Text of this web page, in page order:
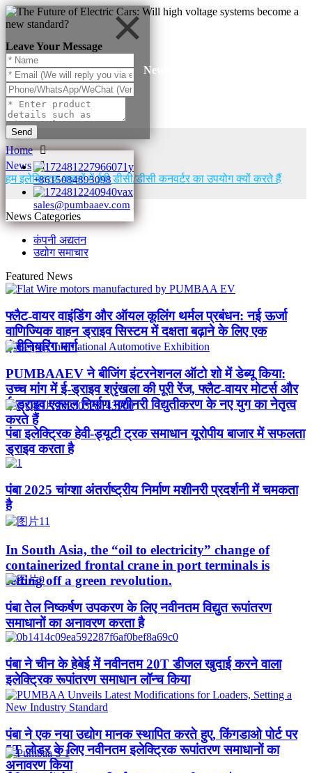
Leave Your Message
Send
+8615084893098
sales@pumbaaev.com
News
Home
News
हम इलेक्ट्रिक वाहनों में ईवी डीसी/डीसी कनवर्टर का उपयोग क्यों करते हैं
News Categories
कंपनी अद्यतन
उद्योग समाचार
Featured News
फ्लैट-वायर वाइंडिंग और ऑयल कूलिंग थर्मल प्रबंधन: नई ऊर्जा
वाणिज्यिक वाहन ड्राइव सिस्टम में दक्षता बढ़ाने के लिए एक
इंजीनियरिंग मार्ग
PUMBAAEV ने बीजिंग इंटरनेशनल ऑटो शो में डेब्यू किया:
उच्च मांग में ई-ड्राइव श्रृंखला की पूरी रेंज, फ्लैट-वायर मोटर्स और
ई-ड्राइव एक्सल निर्माण मशीनरी विद्युतीकरण के नए युग का नेतृत्व
करते हैं
पंबा इलेक्ट्रिक हेवी-ड्यूटी ट्रक समाधान यूरोपीय बाजार में सफलता
ड्राइव करता है
पंबा 2025 चांग्शा अंतर्राष्ट्रीय निर्माण मशीनरी प्रदर्शनी में चमकता
है
In South Asia, the “oil to electricity” change of
containerized frontal crane in port terminals is
setting off a green revolution.
पंबा तेल निष्कर्षण उपकरण के लिए नवीनतम विद्युत रूपांतरण
समाधानों का अनावरण करता है
पंबा ने चीन के हेबेई में नवीनतम 20T डीजल खुदाई करने वाला
इलेक्ट्रिक रूपांतरण समाधान लॉन्च किया
पंबा ने एक नया उद्योग मानक स्थापित करते हुए, किंगडाओ पोर्ट पर
5T लोडर के लिए नवीनतम इलेक्ट्रिक रूपांतरण समाधानों का
अनावरण किया